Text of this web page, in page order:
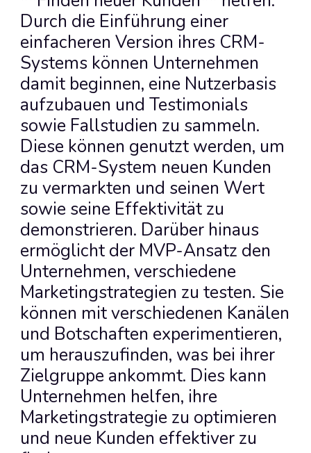
Durch die Einführung einer
einfacheren Version ihres CRM-
Systems können Unternehmen
damit beginnen, eine Nutzerbasis
aufzubauen und Testimonials
sowie Fallstudien zu sammeln.
Diese können genutzt werden, um
das CRM-System neuen Kunden
zu vermarkten und seinen Wert
sowie seine Effektivität zu
demonstrieren. Darüber hinaus
ermöglicht der MVP-Ansatz den
Unternehmen, verschiedene
Marketingstrategien zu testen. Sie
können mit verschiedenen Kanälen
und Botschaften experimentieren,
um herauszufinden, was bei ihrer
Zielgruppe ankommt. Dies kann
Unternehmen helfen, ihre
Marketingstrategie zu optimieren
und neue Kunden effektiver zu